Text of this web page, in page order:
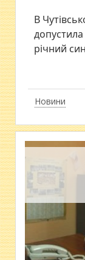
Новини
В
річний